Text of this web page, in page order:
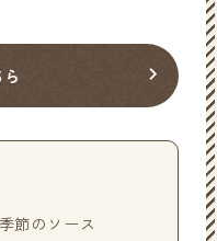
節のソース